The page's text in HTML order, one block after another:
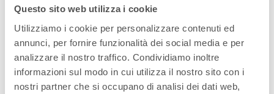
Questo sito web utilizza i cookie
Utilizziamo i cookie per personalizzare contenuti ed
annunci, per fornire funzionalità dei social media e per
analizzare il nostro traffico. Condividiamo inoltre
informazioni sul modo in cui utilizza il nostro sito con i
nostri partner che si occupano di analisi dei dati web,